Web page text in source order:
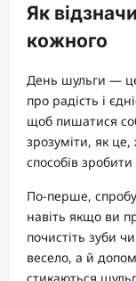
Як
кожного
День шульги —
про радість і
щоб пишатися
зрозуміти, як це,
способів
По-перше,
навіть якщо ви
почистіть зуби
весело, а й